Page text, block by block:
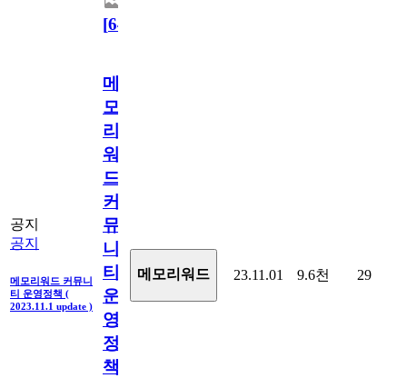
[64
공지
공지
메모리워드 커뮤니
티 운영정책 (
2023.11.1 update )
메
모
리
워
드
커
뮤
니
티
운
영
정
책
메모리워드 23.11.01 9.6천 29